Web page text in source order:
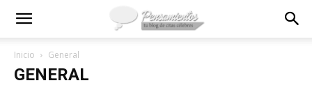
Inicio General
GENERAL